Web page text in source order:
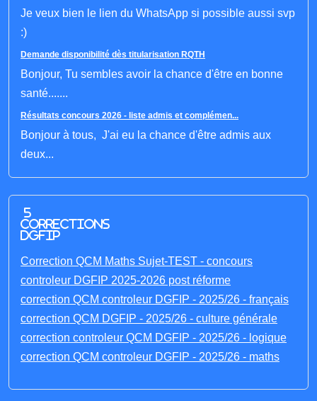
Je veux bien le lien du WhatsApp si possible aussi svp
:)
Demande disponibilité dès titularisation RQTH
Bonjour, Tu sembles avoir la chance d'être en bonne
santé.......
Résultats concours 2026 - liste admis et complémen...
Bonjour à tous, J'ai eu la chance d'être admis aux
deux...
5
corrections
DGFIP
Correction QCM Maths Sujet-TEST - concours
controleur DGFIP 2025-2026 post réforme
correction QCM controleur DGFIP - 2025/26 - français
correction QCM DGFIP - 2025/26 - culture générale
correction controleur QCM DGFIP - 2025/26 - logique
correction QCM controleur DGFIP - 2025/26 - maths